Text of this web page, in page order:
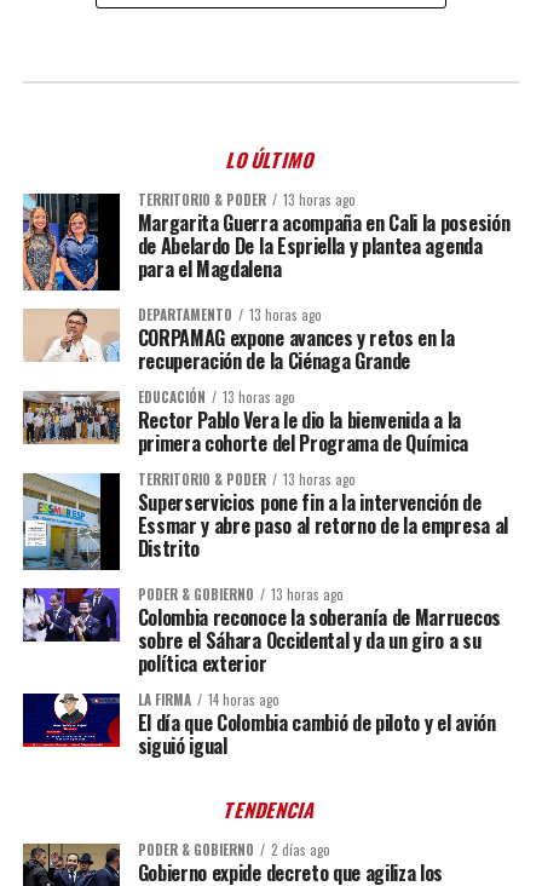
LO ÚLTIMO
TERRITORIO & PODER 13 horas ago
Margarita Guerra acompaña en Cali la posesión
de Abelardo De la Espriella y plantea agenda
para el Magdalena
DEPARTAMENTO 13 horas ago
CORPAMAG expone avances y retos en la
recuperación de la Ciénaga Grande
EDUCACIÓN 13 horas ago
Rector Pablo Vera le dio la bienvenida a la
primera cohorte del Programa de Química
TERRITORIO & PODER 13 horas ago
Superservicios pone fin a la intervención de
Essmar y abre paso al retorno de la empresa al
Distrito
PODER & GOBIERNO 13 horas ago
Colombia reconoce la soberanía de Marruecos
sobre el Sáhara Occidental y da un giro a su
política exterior
LA FIRMA 14 horas ago
El día que Colombia cambió de piloto y el avión
siguió igual
TENDENCIA
PODER & GOBIERNO 2 días ago
Gobierno expide decreto que agiliza los